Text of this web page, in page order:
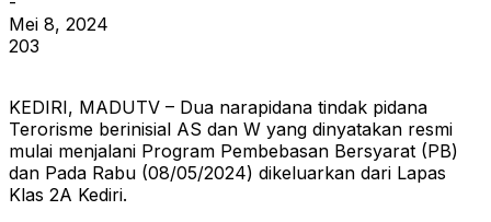
Mei 8, 2024
203
KEDIRI, MADUTV – Dua narapidana tindak pidana
Terorisme berinisial AS dan W yang dinyatakan resmi
mulai menjalani Program Pembebasan Bersyarat (PB)
dan Pada Rabu (08/05/2024) dikeluarkan dari Lapas
Klas 2A Kediri.